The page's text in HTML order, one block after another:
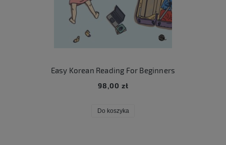
Easy Korean Reading For Beginners
98,00 zł
Do koszyka